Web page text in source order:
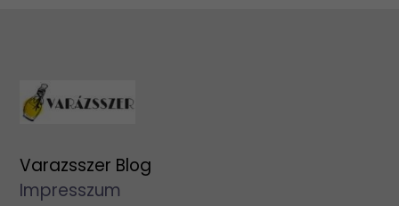
Varazsszer Blog
Impresszum